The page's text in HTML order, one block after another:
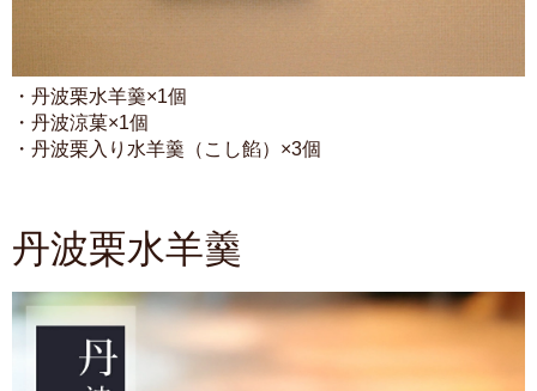
・丹波栗水羊羹×1個
・丹波涼菓×1個
・丹波栗入り水羊羹（こし餡）×3個
丹波栗水羊羹